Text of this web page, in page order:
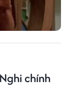
chính